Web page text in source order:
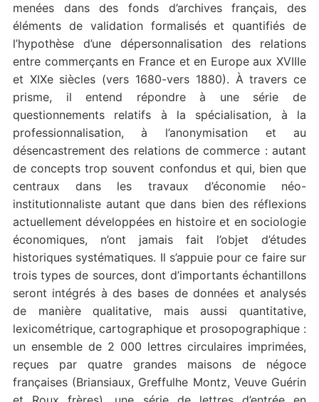
menées dans des fonds d’archives français, des
éléments de validation formalisés et quantifiés de
l’hypothèse d’une dépersonnalisation des relations
entre commerçants en France et en Europe aux XVIIIe
et XIXe siècles (vers 1680-vers 1880). À travers ce
prisme, il entend répondre à une série de
questionnements relatifs à la spécialisation, à la
professionnalisation, à l’anonymisation et au
désencastrement des relations de commerce : autant
de concepts trop souvent confondus et qui, bien que
centraux dans les travaux d’économie néo-
institutionnaliste autant que dans bien des réflexions
actuellement développées en histoire et en sociologie
économiques, n’ont jamais fait l’objet d’études
historiques systématiques. Il s’appuie pour ce faire sur
trois types de sources, dont d’importants échantillons
seront intégrés à des bases de données et analysés
de manière qualitative, mais aussi quantitative,
lexicométrique, cartographique et prosopographique :
un ensemble de 2 000 lettres circulaires imprimées,
reçues par quatre grandes maisons de négoce
françaises (Briansiaux, Greffulhe Montz, Veuve Guérin